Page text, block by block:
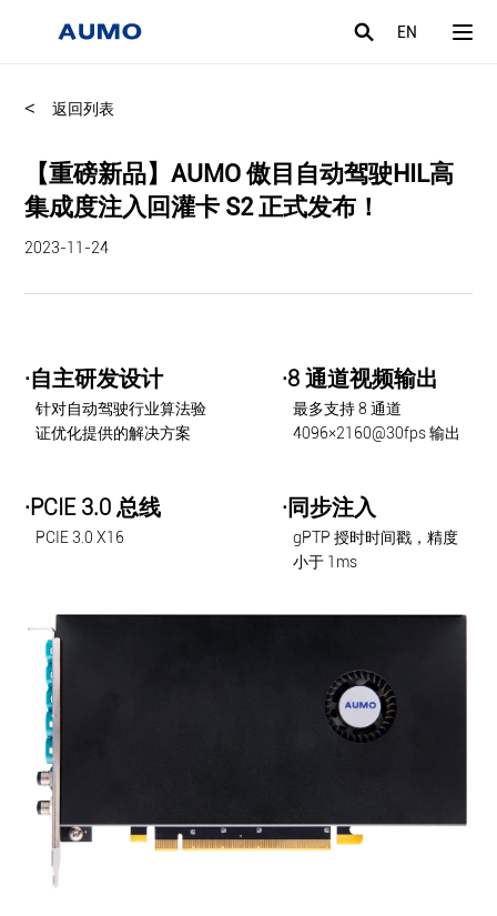
EN
< 返回列表
【重磅新品】AUMO 傲目自动驾驶HIL高
集成度注入回灌卡 S2 正式发布！
2023-11-24
·自主研发设计
针对自动驾驶行业算法验
证优化提供的解决方案
·8 通道视频输出
最多支持 8 通道
4096×2160@30fps 输出
·PCIE 3.0 总线
PCIE 3.0 X16
·同步注入
gPTP 授时时间戳，精度
小于 1ms